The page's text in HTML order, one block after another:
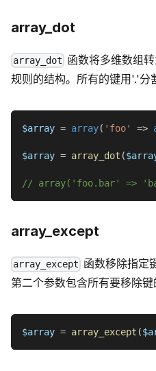
array_dot
array_dot 函数将多维数组
规则的结构。所有的键用'.'分
$array = array( 'foo' =>
$array = array_dot (
// array('foo.bar' =>
array_except
array_except 函数移除指定
第二个参数包含所有要移除键
$array = array_except (